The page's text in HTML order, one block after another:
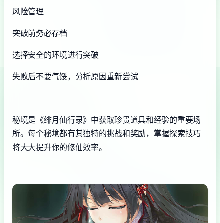
风险管理
突破前务必存档
选择安全的环境进行突破
失败后不要气馁，分析原因重新尝试
秘境是《绯月仙行录》中获取珍贵道具和经验的重要场
所。每个秘境都有其独特的挑战和奖励，掌握探索技巧
将大大提升你的修仙效率。